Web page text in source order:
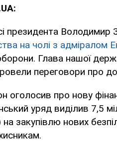
президента Володимир
на чолі з адміралом
Глава нашої
переговори про
оголосив про нову
уряд виділив 7,5
закупівлю нових